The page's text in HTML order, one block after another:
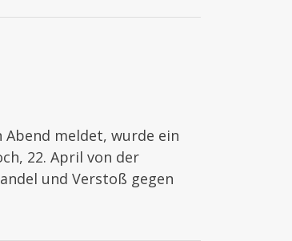
meldet, wurde ein
22. April von der
und Verstoß gegen